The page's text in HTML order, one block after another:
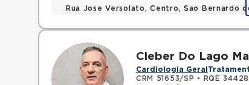
Rua Jose Versolato, Centro, Sao Bernardo
Cleber Do Lago
Cardiologia Geral
CRM 51653/SP •
RQE